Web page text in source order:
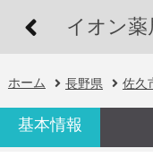
イオン薬
ホーム 長野県 佐久
基本情報